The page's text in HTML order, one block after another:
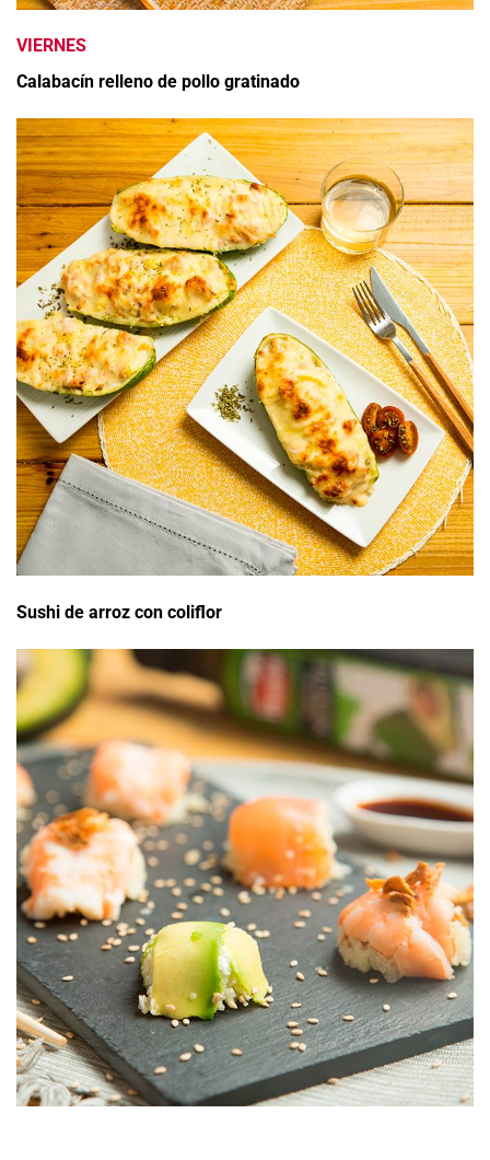
VIERNES
Calabacín relleno de pollo gratinado
Sushi de arroz con coliflor